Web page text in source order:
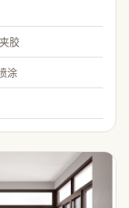
胶
涂